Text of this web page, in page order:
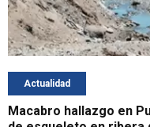
Actualidad
Macabro hallazgo en